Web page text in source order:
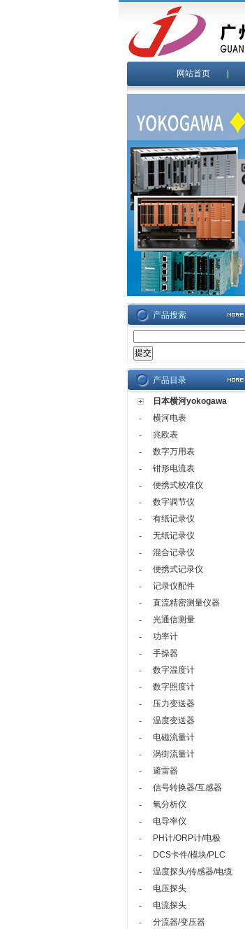
网站首页
产品搜索
产品目录
日本横河yokogawa
-
横河电表
-
兆欧表
-
数字万用表
-
钳形电流表
-
便携式校准仪
-
数字调节仪
-
有纸记录仪
-
无纸记录仪
-
混合记录仪
-
便携式记录仪
-
记录仪配件
-
直流精密测量仪器
-
光通信测量
-
功率计
-
手操器
-
数字温度计
-
数字照度计
-
压力变送器
-
温度变送器
-
电磁流量计
-
涡街流量计
-
避雷器
-
信号转换器/互感器
-
氧分析仪
-
电导率仪
-
PH计/ORP计/电极
-
DCS卡件/模块/PLC
-
温度探头/传感器/电缆
-
电压探头
-
电流探头
-
分流器/变压器